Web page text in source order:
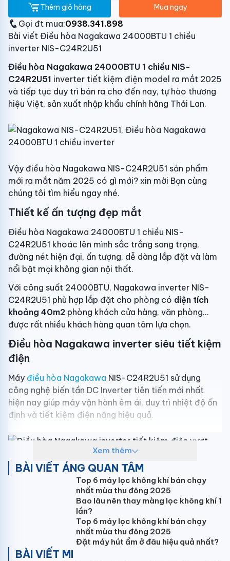
Thêm giỏ hàng Mua ngay
Gọi đt mua:0938.341.898
Bài viết Điều hòa Nagakawa 24000BTU 1 chiều
inverter NIS-C24R2U51
Điều hòa Nagakawa 24000BTU 1 chiều NIS-
C24R2U51 inverter tiết kiệm điện model ra mắt 2025
và tiếp tục duy trì bán ra cho đến nay, tự hào thương
hiệu Việt, sản xuất nhập khẩu chính hãng Thái Lan.
Vậy điều hòa Nagakawa NIS-C24R2U51 sản phẩm
mới ra mắt năm 2025 có gì mới? xin mời Bạn cùng
chúng tôi tìm hiểu ngay nhé.
Thiết kế ấn tượng đẹp mắt
Điều hòa Nagakawa 24000BTU 1 chiều NIS-
C24R2U51 khoác lên mình sắc trắng sang trọng,
đường nét hiện đại, ấn tượng, dễ dàng lắp đặt và làm
nổi bật mọi không gian nội thất.
Với công suất 24000BTU, Nagakawa inverter NIS-
C24R2U51 phù hợp lắp đặt cho phòng có diện tích
khoảng 40m2 phòng khách cửa hàng, văn phòng...
được rất nhiều khách hàng quan tâm lựa chọn.
Điều hòa Nagakawa inverter siêu tiết kiệm
điện
Máy điều hòa Nagakawa NIS-C24R2U51 sử dụng
công nghệ biến tần DC Inverter tiên tiến mới nhất
hiện nay giúp máy vận hành êm ái, duy trì nhiệt độ ổn
định và tiết kiệm điện năng hiệu quả.
Công nghệ Nano Ag+ không sợ vi rút vi
Công nghệ nano Ag+ có khả năng kháng khuẩn, khử
mùi hiệu quả đem đến một môi trường sống trong
lành và bảo vệ tốt nhất cho sức khỏe của bạn và
những người thân yêu.
Xem thêm
BÀI VIẾT ÁNG QUAN TÂM
Top 6 máy lọc không khí bán chạy
nhất mùa thu đông 2025
Bao lâu nên thay màng lọc không khí 1
lần?
Top 6 máy lọc không khí bán chạy
nhất mùa thu đông 2025
Đặt máy hút ẩm ở đâu hiệu quả nhất?
BÀI VIẾT MI